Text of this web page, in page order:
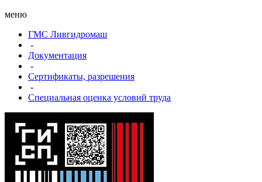
меню
ГМС Ливгидромаш
-
Документация
-
Сертификаты, разрешения
-
Специальная оценка условий труда